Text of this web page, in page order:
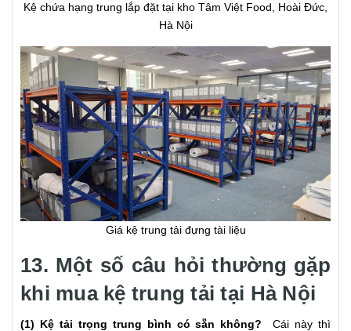
Kệ chứa hạng trung lắp đặt tại kho Tâm Việt Food, Hoài Đức,
Hà Nội
Giá kệ trung tải đựng tài liệu
13. Một số câu hỏi thường gặp
khi mua kệ trung tải tại Hà Nội
(1) Kệ tải trọng trung bình có sẵn không?
Cái này thì